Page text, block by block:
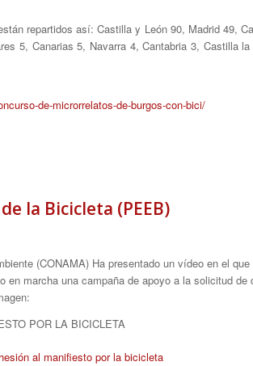
repartidos así: Castilla y León 90, Madrid 49,
5, Canarias 5, Navarra 4, Cantabria 3, Castilla
de-microrrelatos-de-burgos-con-bici/
la Bicicleta (PEEB)
(CONAMA) Ha presentado un vídeo en el
marcha una campaña de apoyo a la solicitud
POR LA BICICLETA